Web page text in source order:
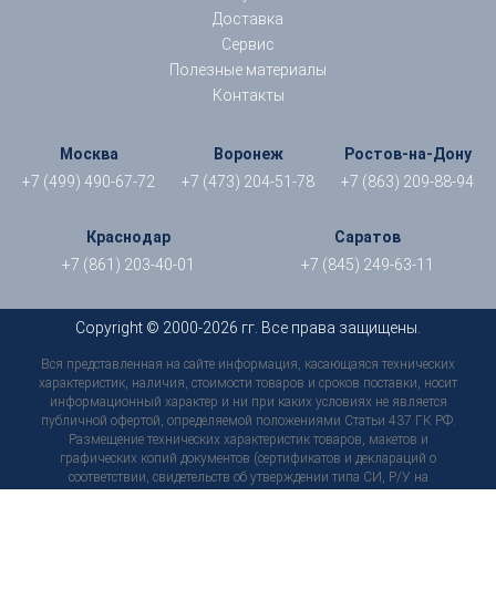
Доставка
Сервис
Полезные материалы
Контакты
Москва
+7 (499) 490-67-72
Воронеж
+7 (473) 204-51-78
Ростов-на-Дону
+7 (863) 209-88-94
Краснодар
+7 (861) 203-40-01
Саратов
+7 (845) 249-63-11
Copyright © 2000-2026 гг. Все права защищены.
Вся представленная на сайте информация, касающаяся технических
характеристик, наличия, стоимости товаров и сроков поставки, носит
информационный характер и ни при каких условиях не является
публичной офертой, определяемой положениями Статьи 437 ГК РФ.
Размещение технических характеристик товаров, макетов и
графических копий документов (сертификатов и деклараций о
соответствии, свидетельств об утверждении типа СИ, Р/У на